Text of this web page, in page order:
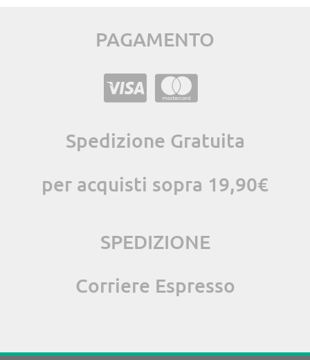
PAGAMENTO
Spedizione Gratuita
per acquisti sopra 19,90€
SPEDIZIONE
Corriere Espresso